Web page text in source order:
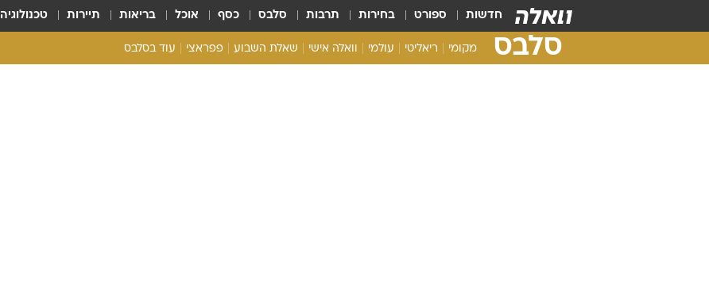
חדשות ספורט בחירות תרבות סלבס כסף אוכל בריאות תיירות טכנולוגיה
סלבס מקומי ריאליטי עולמי וואלה אישי שאלת השבוע פפראצי עוד בסלבס